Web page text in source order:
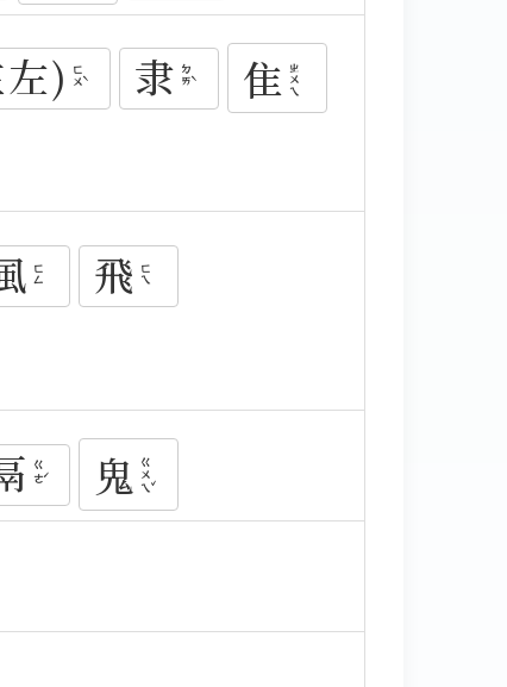
) ㄈㄨˋ 隶 ㄉㄞˋ 隹ㄓㄨㄟ
ㄈㄥ 飛 ㄈㄟ
ㄍㄜˊ 鬼 ㄍㄨㄟˇ